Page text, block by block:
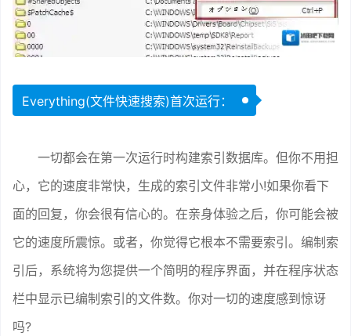
Everything(文件快速搜索)首次运行：
一切都会在第一次运行时构建索引数据库。但你不用担
心，它的速度非常快，生成的索引文件非常小!如果你看下
面的回复，你会很有信心的。在亲身体验之后，你可能会被
它的速度所震惊。或者，你觉得它根本不需要索引。编制索
引后，系统将为您提供一个简明的程序界面，并在程序状态
栏中显示已编制索引的文件数。你对一切的速度感到惊讶
吗?